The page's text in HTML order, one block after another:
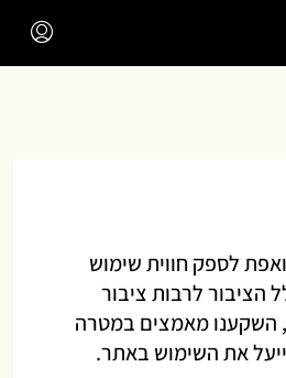
לספק חווית שימוש
הציבור לרבות ציבור
השקענו מאמצים במטרה
את השימוש באתר.